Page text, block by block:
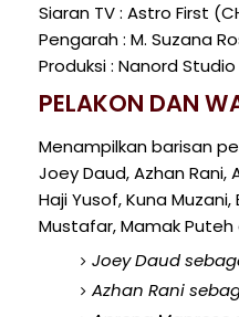
Siaran TV : Astro First
Pengarah : M. Suzana
Produksi : Nanord
PELAKON DAN
Menampilkan barisan
Joey Daud, Azhan
Haji Yusof, Kuna
Mustafar, Mamak
Joey Daud
Azhan Rani